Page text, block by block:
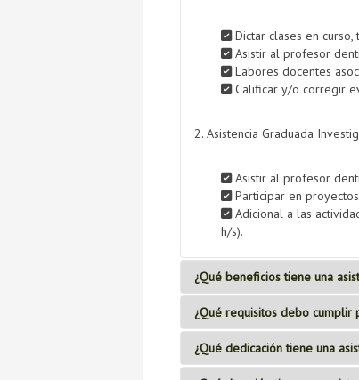
Dictar clases en
Asistir al profesor
Labores docentes
Calificar y/o corregir
2. Asistencia Graduada
Asistir al profesor
Participar en
Adicional a las
h/s).
¿Qué beneficios tiene una
¿Qué
Oportunidad de participar en
¿Qué requisitos debo cumplir
¿Qué
¿Qué dedicación tiene una